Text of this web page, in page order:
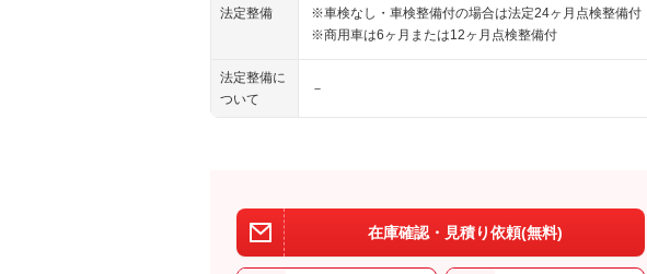
法定整備
※車検なし・車検整備付の場合は法定24ヶ月点検整備付
※商用車は6ヶ月または12ヶ月点検整備付
法定整備に
ついて
－
在庫確認・見積り依頼(無料)